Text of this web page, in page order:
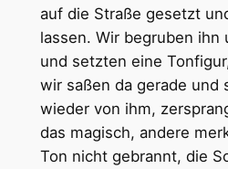
auf die Straße gesetzt
lassen. Wir begruben ihn
und setzten eine
wir saßen da gerade und
wieder von ihm,
das magisch, andere
Ton nicht gebrannt, die